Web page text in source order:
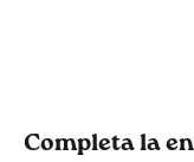
Completa la